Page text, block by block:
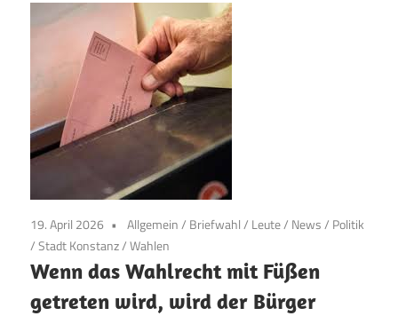
19. April 2026 Allgemein/ Briefwahl/ Leute/ News/ Politik
/Stadt Konstanz/Wahlen
Wenn das Wahlrecht mit Füßen
getreten wird, wird der Bürger